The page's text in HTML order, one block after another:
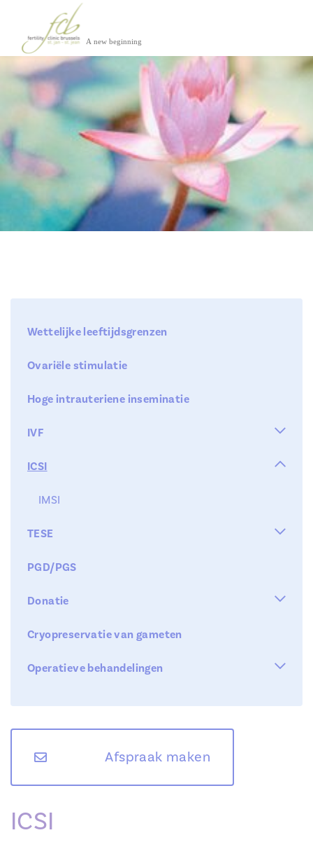
Fertility Clinic Brussels
Wettelijke leeftijdsgrenzen
Ovariële stimulatie
Hoge intrauteriene inseminatie
IVF 
IVF 
Stap 1 : de hormonale stimulatie
Stap 2 : het oppikken van de eitjes
Stap 3 : de bevruchting
Stap 4 : de terugplaatsing
Stap 5 : de nabehandeling
AHA
Blastocystentransfer
ICSI 
IMSI
TESE 
micro-tese
PGD/PGS
Donatie 
Kid
OR
Cryopreservatie van gameten
Operatieve behandelingen 
Afspraak maken
ICSI